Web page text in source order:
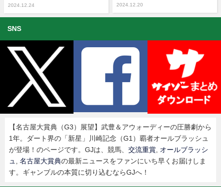
2024.12.24 2024.12.20
SNS
【名古屋大賞典（G3）展望】武豊＆アウォーディーの圧勝劇から
1年。ダート界の「新星」川崎記念（G1）覇者オールブラッシュ
が登場！のページです。GJは、競馬、 交流重賞 オールブラッシ
ュ
名古屋大賞典の最新ニュースをファンにいち早くお届けしま
す。ギャンブルの本質に切り込むならGJへ！